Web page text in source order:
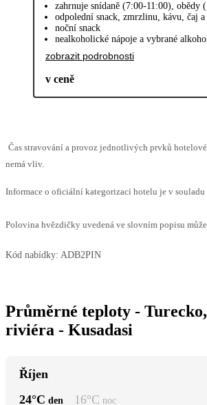
zahrnuje snídaně (7:00-11:00),
odpolední snack, zmrzlinu, kávu, čaj a
noční snack
nealkoholické nápoje a vybrané
zobrazit podrobnosti
v ceně
Čas stravování a provoz jednotlivých prvků
nemá vliv.
Informace o oficiální kategorizaci hotelu je v
Polovina hvězdičky uvedená ve slovním popisu
Kód nabídky: ADB2PIN
Průměrné teploty -
riviéra - Kusadasi
Říjen
24°C den 16°C noc